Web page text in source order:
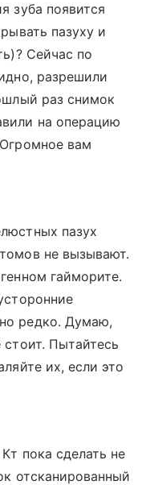
зуба появится
пазуху и
Сейчас по
разрешили
раз снимок
на операцию
вам
пазух
не вызывают.
гайморите.
редко. Думаю,
стоит. Пытайтесь
их, если это
пока сделать не
отсканированный